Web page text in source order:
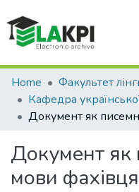
Communities &
All of DSpace
Home
Документ
мови фахівця